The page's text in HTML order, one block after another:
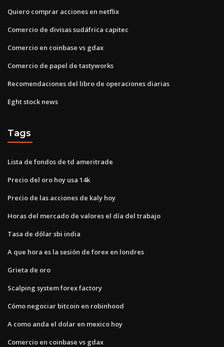
Quiero comprar acciones en netflix
Comercio de divisas sudáfrica capitec
Comercio en coinbase vs gdax
Comercio de papel de tastyworks
Recomendaciones del libro de operaciones diarias
Eght stock news
Tags
Lista de fondos de td ameritrade
Precio del oro hoy usa 14k
Precio de las acciones de kaly hoy
Horas del mercado de valores el día del trabajo
Tasa de dólar sbi india
A que hora es la sesión de forex en londres
Grieta de oro
Scalping system forex factory
Cómo negociar bitcoin en robinhood
A como anda el dolar en mexico hoy
Comercio en coinbase vs gdax